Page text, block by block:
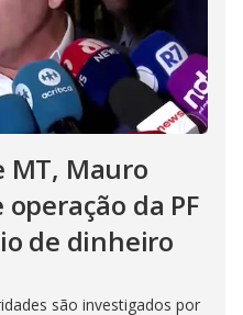
MT, Mauro
da PF
de dinheiro
são investigados por